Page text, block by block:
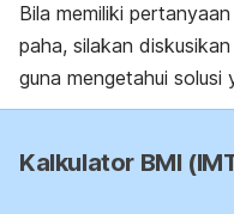
Bila memiliki
paha, silakan
guna mengetahui solusi
Kalkulator BMI